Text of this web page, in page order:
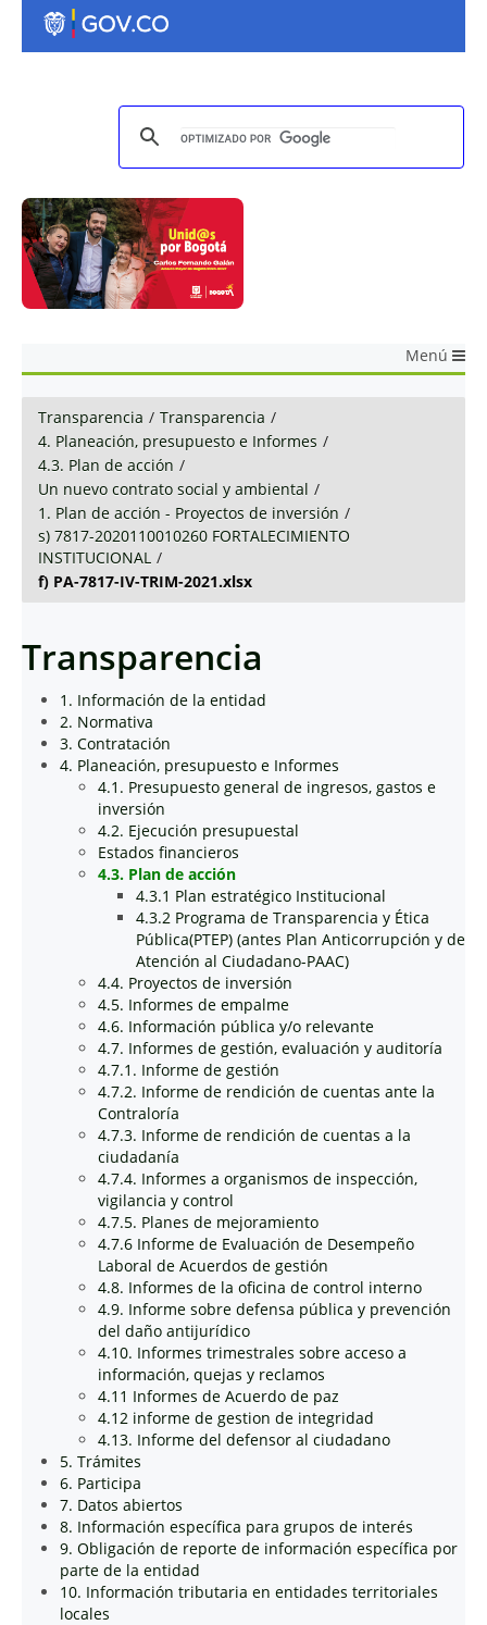
Menú
Transparencia / Transparencia /
4. Planeación, presupuesto e Informes /
4.3. Plan de acción /
Un nuevo contrato social y ambiental /
1. Plan de acción - Proyectos de inversión /
s) 7817-2020110010260 FORTALECIMIENTO
INSTITUCIONAL /
f) PA-7817-IV-TRIM-2021.xlsx
Transparencia
1. Información de la entidad
2. Normativa
3. Contratación
4. Planeación, presupuesto e Informes
4.1. Presupuesto general de ingresos, gastos e
inversión
4.2. Ejecución presupuestal
Estados financieros
4.3. Plan de acción
4.3.1 Plan estratégico Institucional
4.3.2 Programa de Transparencia y Ética
Pública(PTEP) (antes Plan Anticorrupción y de
Atención al Ciudadano-PAAC)
4.4. Proyectos de inversión
4.5. Informes de empalme
4.6. Información pública y/o relevante
4.7. Informes de gestión, evaluación y auditoría
4.7.1. Informe de gestión
4.7.2. Informe de rendición de cuentas ante la
Contraloría
4.7.3. Informe de rendición de cuentas a la
ciudadanía
4.7.4. Informes a organismos de inspección,
vigilancia y control
4.7.5. Planes de mejoramiento
4.7.6 Informe de Evaluación de Desempeño
Laboral de Acuerdos de gestión
4.8. Informes de la oficina de control interno
4.9. Informe sobre defensa pública y prevención
del daño antijurídico
4.10. Informes trimestrales sobre acceso a
información, quejas y reclamos
4.11 Informes de Acuerdo de paz
4.12 informe de gestion de integridad
4.13. Informe del defensor al ciudadano
5. Trámites
6. Participa
7. Datos abiertos
8. Información específica para grupos de interés
9. Obligación de reporte de información específica por
parte de la entidad
10. Información tributaria en entidades territoriales
locales